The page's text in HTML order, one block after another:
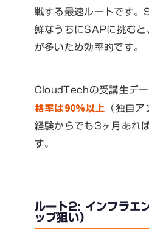
戦する最速ルートです。
鮮なうちにSAPに挑むと
が多いため効率的です。
CloudTechの受講生デー
格率は90%以上
（独自
経験からでも3ヶ月あれ
す。
ルート2: インフラエ
ップ狙い）